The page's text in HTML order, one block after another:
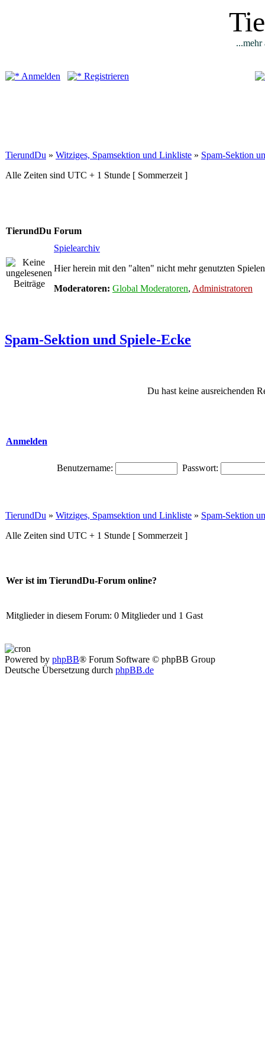
...mehr
Anmelden Registrieren
TierundDu » Witziges, Spamsektion und Linkliste » Spam-Sektion
Alle Zeiten sind UTC + 1 Stunde [ Sommerzeit ]
TierundDu Forum
Spielearchiv
Hier herein mit den "alten" nicht mehr genutzten
Moderatoren: Global Moderatoren, Administratoren
Spam-Sektion und Spiele-Ecke
Du hast keine ausreichenden
Anmelden
Benutzername: Passwort:
TierundDu » Witziges, Spamsektion und Linkliste » Spam-Sektion
Alle Zeiten sind UTC + 1 Stunde [ Sommerzeit ]
Wer ist im TierundDu-Forum online?
Mitglieder in diesem Forum: 0 Mitglieder und 1 Gast
Powered by phpBB® Forum Software © phpBB Group
Deutsche Übersetzung durch phpBB.de